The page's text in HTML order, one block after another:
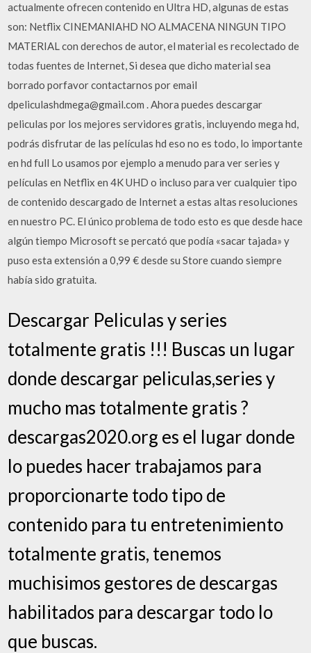
actualmente ofrecen contenido en Ultra HD, algunas de estas
son: Netflix CINEMANIAHD NO ALMACENA NINGUN TIPO
MATERIAL con derechos de autor, el material es recolectado de
todas fuentes de Internet, Si desea que dicho material sea
borrado porfavor contactarnos por email
dpeliculashdmega@gmail.com . Ahora puedes descargar
peliculas por los mejores servidores gratis, incluyendo mega hd,
podrás disfrutar de las películas hd eso no es todo, lo importante
en hd full Lo usamos por ejemplo a menudo para ver series y
películas en Netflix en 4K UHD o incluso para ver cualquier tipo
de contenido descargado de Internet a estas altas resoluciones
en nuestro PC. El único problema de todo esto es que desde hace
algún tiempo Microsoft se percató que podía «sacar tajada» y
puso esta extensión a 0,99 € desde su Store cuando siempre
había sido gratuita.
Descargar Peliculas y series
totalmente gratis !!! Buscas un lugar
donde descargar peliculas,series y
mucho mas totalmente gratis ?
descargas2020.org es el lugar donde
lo puedes hacer trabajamos para
proporcionarte todo tipo de
contenido para tu entretenimiento
totalmente gratis, tenemos
muchisimos gestores de descargas
habilitados para descargar todo lo
que buscas.